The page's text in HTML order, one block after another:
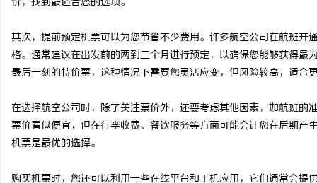
价，找到最适合您的选项。
其次，提前预定机票可以为您节省不少费用。许多航空公司在航班
格。通常建议在出发前的两到三个月进行预定，以确保您能够获得
最后一刻的特价票，这种情况下需要您灵活应变，但风险较高，适合
在选择航空公司时，除了关注票价外，还要考虑其他因素，如航班
票价看似便宜，但在行李收费、餐饮服务等方面可能会让您在后期
机票是最优的选择。
购买机票时，您还可以利用一些在线平台和手机应用，它们通常会